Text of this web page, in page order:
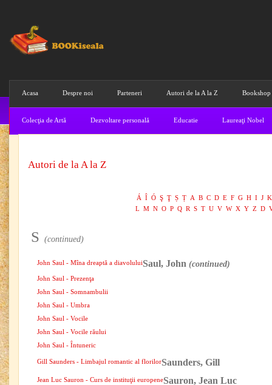
Acasa Despre noi Parteneri Autori de la A la Z Bookshop
Colecţia de Artă Dezvoltare personală Educatie Laureaţi Nobel
Autori de la A la Z
Á Î Ó Ş Ţ Ș Ț A B C D E F G H I J K
L M N O P Q R S T U V W X Y Z D
S (continued)
Saul, John (continued)
John Saul - Mîna dreaptă a diavolului
John Saul - Prezenţa
John Saul - Somnambulii
John Saul - Umbra
John Saul - Vocile
John Saul - Vocile răului
John Saul - Întuneric
Saunders, Gill
Gill Saunders - Limbajul romantic al florilor
Sauron, Jean Luc
Jean Luc Sauron - Curs de instituţii europene